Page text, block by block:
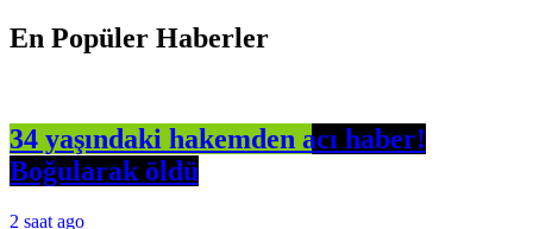
En Popüler Haberler
34 yaşındaki hakemden acı haber!
Boğularak öldü
2 saat ago